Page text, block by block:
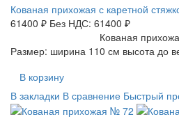
Кованая прихожая с каретной
61400 ₽ Без НДС: 61400 ₽
Кованая прихожая с
Размер: ширина 110 см высота до
В корзину
В закладки В сравнение Быстрый